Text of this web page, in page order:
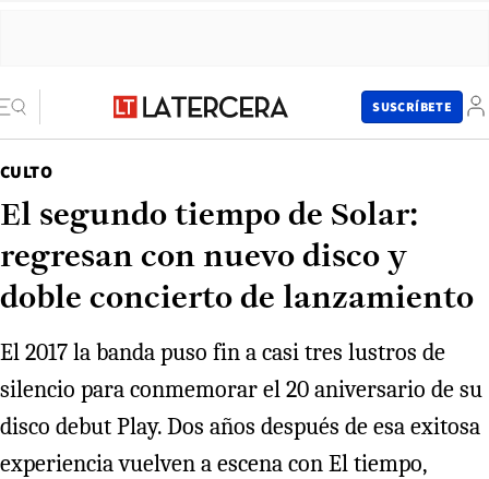
SUSCRÍBETE
CULTO
El segundo tiempo de Solar:
regresan con nuevo disco y
doble concierto de lanzamiento
El 2017 la banda puso fin a casi tres lustros de
silencio para conmemorar el 20 aniversario de su
disco debut Play. Dos años después de esa exitosa
experiencia vuelven a escena con El tiempo,